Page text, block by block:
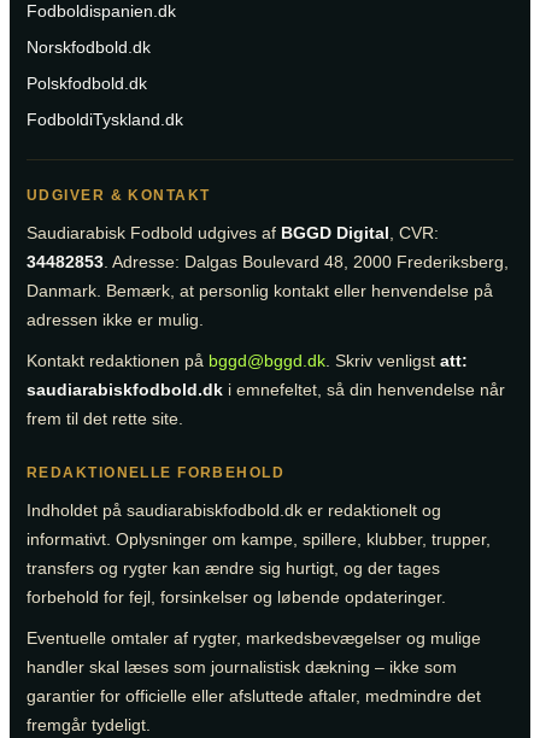
Fodboldispanien.dk
Norskfodbold.dk
Polskfodbold.dk
FodboldiTyskland.dk
UDGIVER & KONTAKT
Saudiarabisk Fodbold udgives af BGGD Digital, CVR:
34482853. Adresse: Dalgas Boulevard 48, 2000 Frederiksberg,
Danmark. Bemærk, at personlig kontakt eller henvendelse på
adressen ikke er mulig.
Kontakt redaktionen på bggd@bggd.dk. Skriv venligst att:
saudiarabiskfodbold.dk i emnefeltet, så din henvendelse når
frem til det rette site.
REDAKTIONELLE FORBEHOLD
Indholdet på saudiarabiskfodbold.dk er redaktionelt og
informativt. Oplysninger om kampe, spillere, klubber, trupper,
transfers og rygter kan ændre sig hurtigt, og der tages
forbehold for fejl, forsinkelser og løbende opdateringer.
Eventuelle omtaler af rygter, markedsbevægelser og mulige
handler skal læses som journalistisk dækning – ikke som
garantier for officielle eller afsluttede aftaler, medmindre det
fremgår tydeligt.